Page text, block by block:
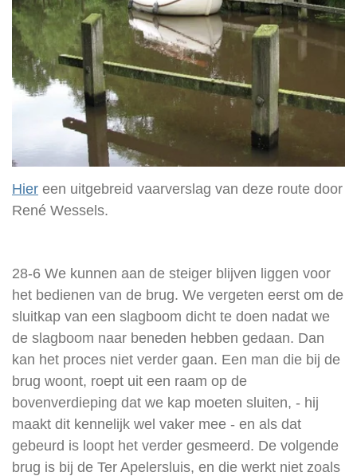
Hier een uitgebreid vaarverslag van deze route door
René Wessels.
28-6 We kunnen aan de steiger blijven liggen voor
het bedienen van de brug. We vergeten eerst om de
sluitkap van een slagboom dicht te doen nadat we
de slagboom naar beneden hebben gedaan. Dan
kan het proces niet verder gaan. Een man die bij de
brug woont, roept uit een raam op de
bovenverdieping dat we kap moeten sluiten, - hij
maakt dit kennelijk wel vaker mee - en als dat
gebeurd is loopt het verder gesmeerd. De volgende
brug is bij de Ter Apelersluis, en die werkt niet zoals